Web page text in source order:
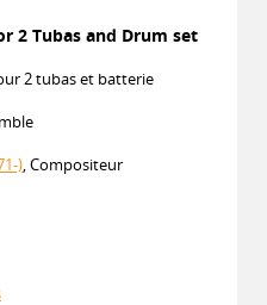
2 Tubas and Drum set
2 tubas et batterie
), Compositeur